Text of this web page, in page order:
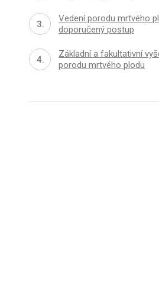
Vedení porodu mrtvého
doporučený postup
Základní a fakultativní
porodu mrtvého plodu